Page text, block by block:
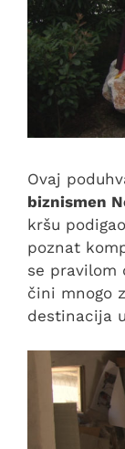
Ovaj
biznismen
kršu
poznat
se pravilom
čini mnogo
destinacija